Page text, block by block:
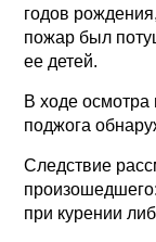
годов
пожар был
ее детей.
В ходе осмотра
поджога
Следствие
при курении